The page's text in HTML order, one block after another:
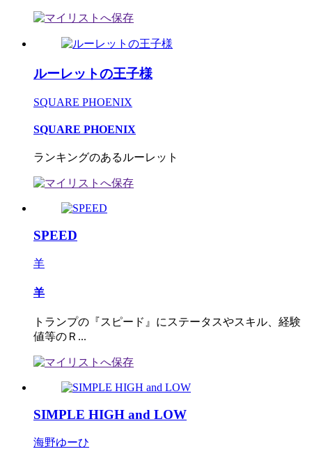
ルーレットの王子様
SQUARE PHOENIX
SQUARE PHOENIX
ランキングのあるルーレット
SPEED
羊
羊
トランプの『スピード』にステータスやスキル、経験
値等のＲ...
SIMPLE HIGH and LOW
海野ゆーひ